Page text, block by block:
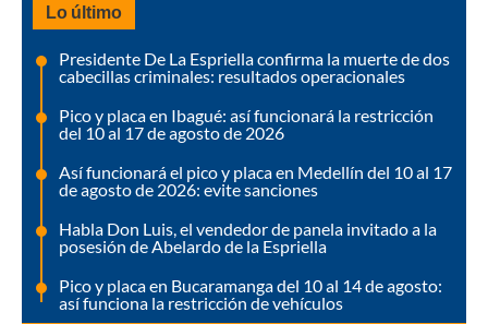
Lo último
Presidente De La Espriella confirma la muerte de dos
cabecillas criminales: resultados operacionales
Pico y placa en Ibagué: así funcionará la restricción
del 10 al 17 de agosto de 2026
Así funcionará el pico y placa en Medellín del 10 al 17
de agosto de 2026: evite sanciones
Habla Don Luis, el vendedor de panela invitado a la
posesión de Abelardo de la Espriella
Pico y placa en Bucaramanga del 10 al 14 de agosto:
así funciona la restricción de vehículos